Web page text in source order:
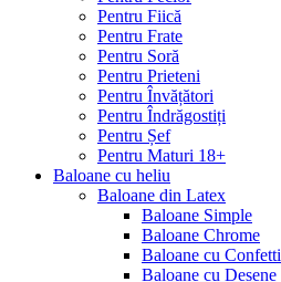
Pentru Fiică
Pentru Frate
Pentru Soră
Pentru Prieteni
Pentru Învățători
Pentru Îndrăgostiți
Pentru Șef
Pentru Maturi 18+
Baloane cu heliu
Baloane din Latex
Baloane Simple
Baloane Chrome
Baloane cu Confetti
Baloane cu Desene